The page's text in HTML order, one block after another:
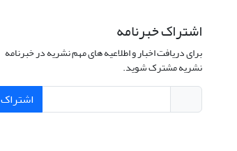
اشتراک خبرنامه
برای دریافت اخبار و اطلاعیه های مهم نشریه در خبرنامه
نشریه مشترک شوید.
اشتراک